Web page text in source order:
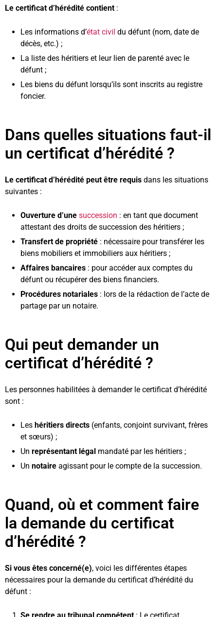
Le certificat d’hérédité contient :
Les informations d’état civil du défunt (nom, date de
décès, etc.) ;
La liste des héritiers et leur lien de parenté avec le
défunt ;
Les biens du défunt lorsqu’ils sont inscrits au registre
foncier.
Dans quelles situations faut-il
un certificat d’hérédité ?
Le certificat d’hérédité peut être requis dans les situations
suivantes :
Ouverture d’une succession : en tant que document
attestant des droits de succession des héritiers ;
Transfert de propriété : nécessaire pour transférer les
biens mobiliers et immobiliers aux héritiers ;
Affaires bancaires : pour accéder aux comptes du
défunt ou récupérer des biens financiers.
Procédures notariales : lors de la rédaction de l’acte de
partage par un notaire.
Qui peut demander un
certificat d’hérédité ?
Les personnes habilitées à demander le certificat d’hérédité
sont :
Les héritiers directs (enfants, conjoint survivant, frères
et sœurs) ;
Un représentant légal mandaté par les héritiers ;
Un notaire agissant pour le compte de la succession.
Quand, où et comment faire
la demande du certificat
d’hérédité ?
Si vous êtes concerné(e), voici les différentes étapes
nécessaires pour la demande du certificat d’hérédité du
défunt :